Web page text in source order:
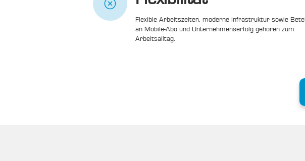
Flexible Arbeitszeiten, moderne Infrastruktur sowie
an Mobile-Abo und Unternehmenserfolg gehören zum
Arbeitsalltag.